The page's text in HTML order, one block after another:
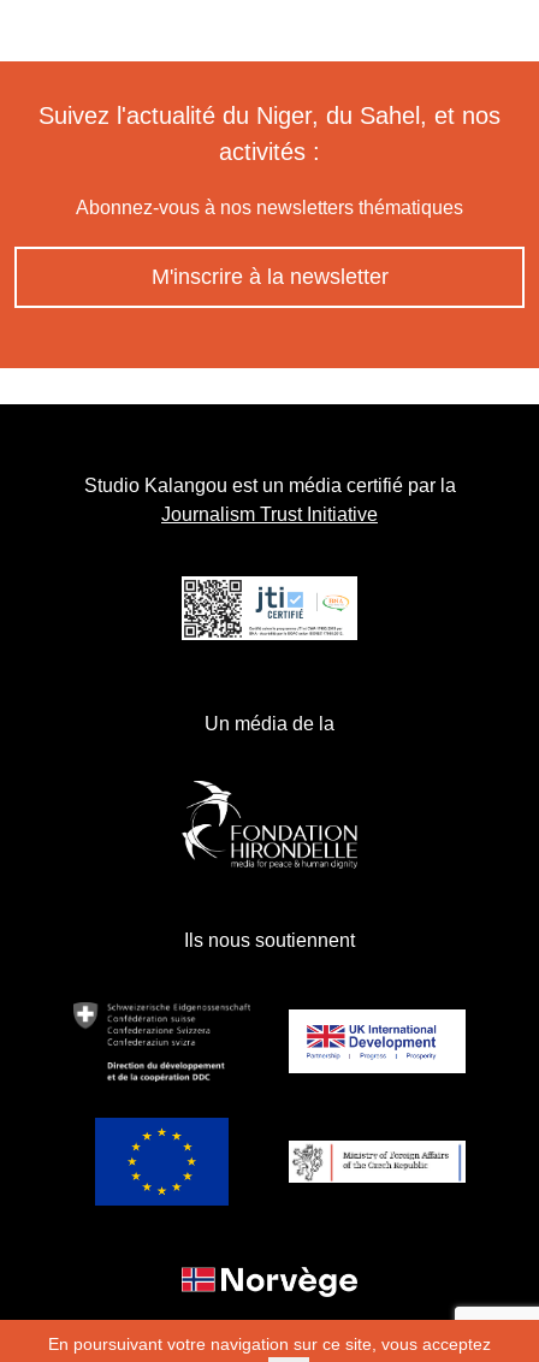
En poursuivant votre navigation sur ce site, vous acceptez
Suivez l'actualité du Niger, du Sahel, et nos
activités :
Abonnez-vous à nos newsletters thématiques
M'inscrire à la newsletter
Studio Kalangou est un média certifié par la
Journalism Trust Initiative
Un média de la
Ils nous soutiennent